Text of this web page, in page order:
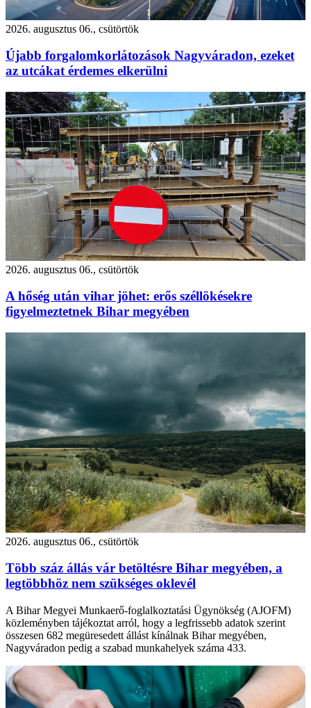
2026. augusztus 06., csütörtök
Újabb forgalomkorlátozások Nagyváradon, ezeket
az utcákat érdemes elkerülni
2026. augusztus 06., csütörtök
A hőség után vihar jöhet: erős széllökésekre
figyelmeztetnek Bihar megyében
2026. augusztus 06., csütörtök
Több száz állás vár betöltésre Bihar megyében, a
legtöbbhöz nem szükséges oklevél
A Bihar Megyei Munkaerő-foglalkoztatási Ügynökség (AJOFM)
közleményben tájékoztat arról, hogy a legfrissebb adatok szerint
összesen 682 megüresedett állást kínálnak Bihar megyében,
Nagyváradon pedig a szabad munkahelyek száma 433.